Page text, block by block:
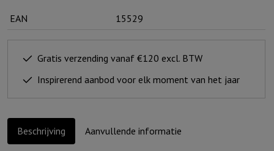
Meer
dan
Tienduizend
aantal
EAN 15529
Gratis verzending vanaf €120 excl. BTW
Inspirerend aanbod voor elk moment van het jaar
Beschrijving Aanvullende informatie